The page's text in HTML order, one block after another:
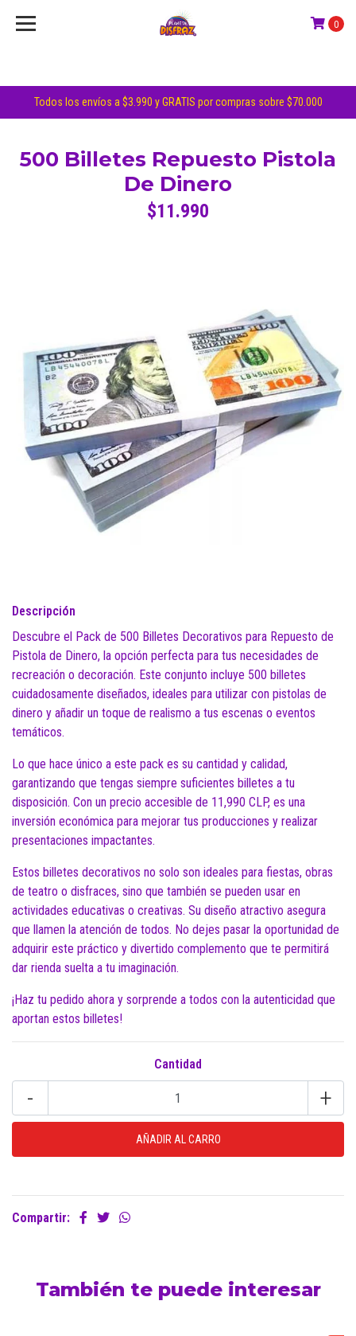
Todos los envíos a $3.990 y GRATIS por compras sobre $70.000
0
500 Billetes Repuesto Pistola
De Dinero
$11.990
Descripción
Descubre el Pack de 500 Billetes Decorativos para Repuesto de
Pistola de Dinero, la opción perfecta para tus necesidades de
recreación o decoración. Este conjunto incluye 500 billetes
cuidadosamente diseñados, ideales para utilizar con pistolas de
dinero y añadir un toque de realismo a tus escenas o eventos
temáticos.
Lo que hace único a este pack es su cantidad y calidad,
garantizando que tengas siempre suficientes billetes a tu
disposición. Con un precio accesible de 11,990 CLP, es una
inversión económica para mejorar tus producciones y realizar
presentaciones impactantes.
Estos billetes decorativos no solo son ideales para fiestas, obras
de teatro o disfraces, sino que también se pueden usar en
actividades educativas o creativas. Su diseño atractivo asegura
que llamen la atención de todos. No dejes pasar la oportunidad de
adquirir este práctico y divertido complemento que te permitirá
dar rienda suelta a tu imaginación.
¡Haz tu pedido ahora y sorprende a todos con la autenticidad que
aportan estos billetes!
Cantidad
- +
Compartir:
También te puede interesar